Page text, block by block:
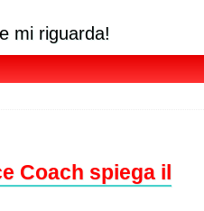
mi riguarda!
Coach spiega il
Non avrei mai creduto di
Tony Bucci